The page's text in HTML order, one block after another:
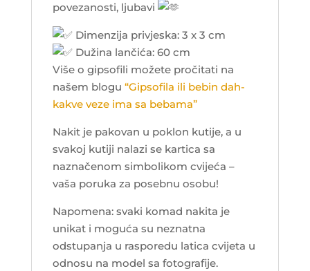
povezanosti, ljubavi
Dimenzija privjeska: 3 x 3 cm
Dužina lančića: 60 cm
Više o gipsofili možete pročitati na
našem blogu “Gipsofila ili bebin dah-
kakve veze ima sa bebama”
Nakit je pakovan u poklon kutije, a u
svakoj kutiji nalazi se kartica sa
naznačenom simbolikom cvijeća –
vaša poruka za posebnu osobu!
Napomena: svaki komad nakita je
unikat i moguća su neznatna
odstupanja u rasporedu latica cvijeta u
odnosu na model sa fotografije.